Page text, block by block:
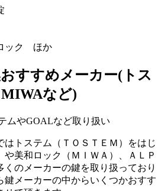
ック ほか
すすめメーカー(トス
など)
はトステム（ＴＯＳＴＥＭ）をはじ
美和ロック（ＭＩＷＡ）、ＡＬＰ
くのメーカーの鍵を取り扱っており
鍵メーカーの中からいくつかおすす